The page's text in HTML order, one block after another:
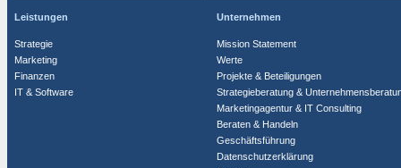
Leistungen
Strategie
Marketing
Finanzen
IT & Software
Unternehmen
Mission Statement
Werte
Projekte & Beteiligungen
Strategieberatung &
Marketingagentur & IT Consulting
Beraten & Handeln
Geschäftsführung
Datenschutzerklärung